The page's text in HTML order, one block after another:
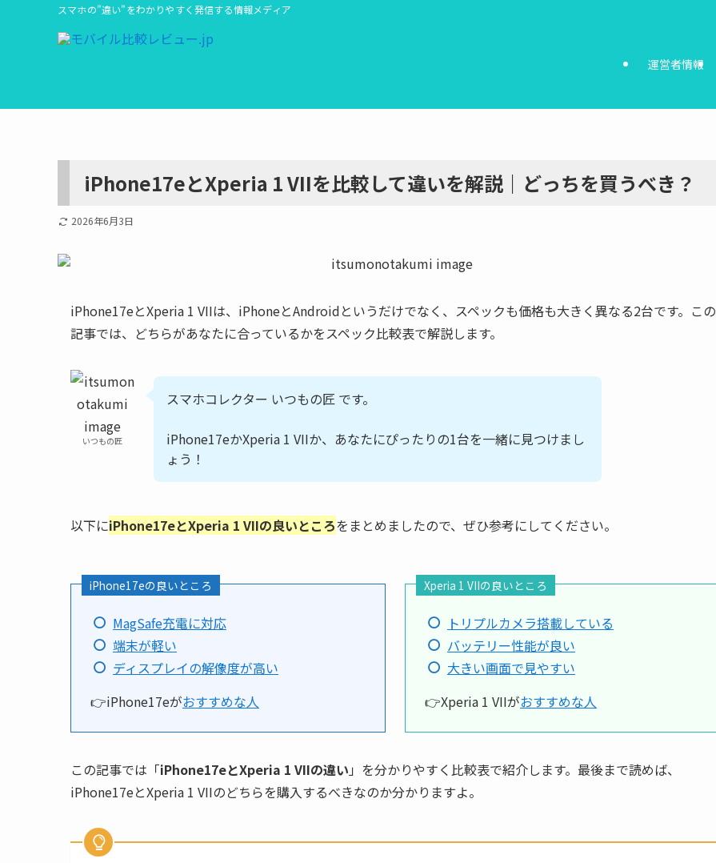
スマホの"違い"をわかりやすく発信する情報メディア
運営者情報
iPhone17eとXperia 1 VIIを比較して違いを解説｜どっちを買うべき？
2026年6月3日
iPhone17eとXperia 1 VIIは、iPhoneとAndroidというだけでなく、スペックも価格も大きく異なる2台です。この
記事では、どちらがあなたに合っているかをスペック比較表で解説します。
いつもの匠
スマホコレクター いつもの匠 です。
iPhone17eかXperia 1 VIIか、あなたにぴったりの1台を一緒に見つけまし
ょう！
以下にiPhone17eとXperia 1 VIIの良いところをまとめましたので、ぜひ参考にしてください。
iPhone17eの良いところ
MagSafe充電に対応
端末が軽い
ディスプレイの解像度が高い
👉iPhone17eがおすすめな人
Xperia 1 VIIの良いところ
トリプルカメラ搭載している
バッテリー性能が良い
大きい画面で見やすい
👉Xperia 1 VIIがおすすめな人
この記事では「iPhone17eとXperia 1 VIIの違い 」を分かりやすく比較表で紹介します。最後まで読めば、
iPhone17eとXperia 1 VIIのどちらを購入するべきなのか分かりますよ。